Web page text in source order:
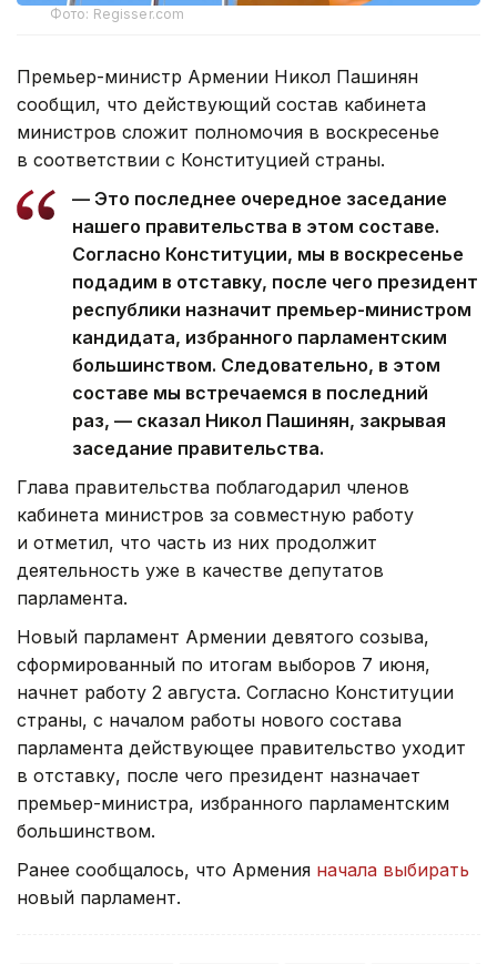
Фото: Regisser.com
Премьер-министр Армении Никол Пашинян
сообщил, что действующий состав кабинета
министров сложит полномочия в воскресенье
в соответствии с Конституцией страны.
— Это последнее очередное заседание
нашего правительства в этом составе.
Согласно Конституции, мы в воскресенье
подадим в отставку, после чего президент
республики назначит премьер-министром
кандидата, избранного парламентским
большинством. Следовательно, в этом
составе мы встречаемся в последний
раз, — сказал Никол Пашинян, закрывая
заседание правительства.
Глава правительства поблагодарил членов
кабинета министров за совместную работу
и отметил, что часть из них продолжит
деятельность уже в качестве депутатов
парламента.
Новый парламент Армении девятого созыва,
сформированный по итогам выборов 7 июня,
начнет работу 2 августа. Согласно Конституции
страны, с началом работы нового состава
парламента действующее правительство уходит
в отставку, после чего президент назначает
премьер-министра, избранного парламентским
большинством.
Ранее сообщалось, что Армения начала выбирать
новый парламент.